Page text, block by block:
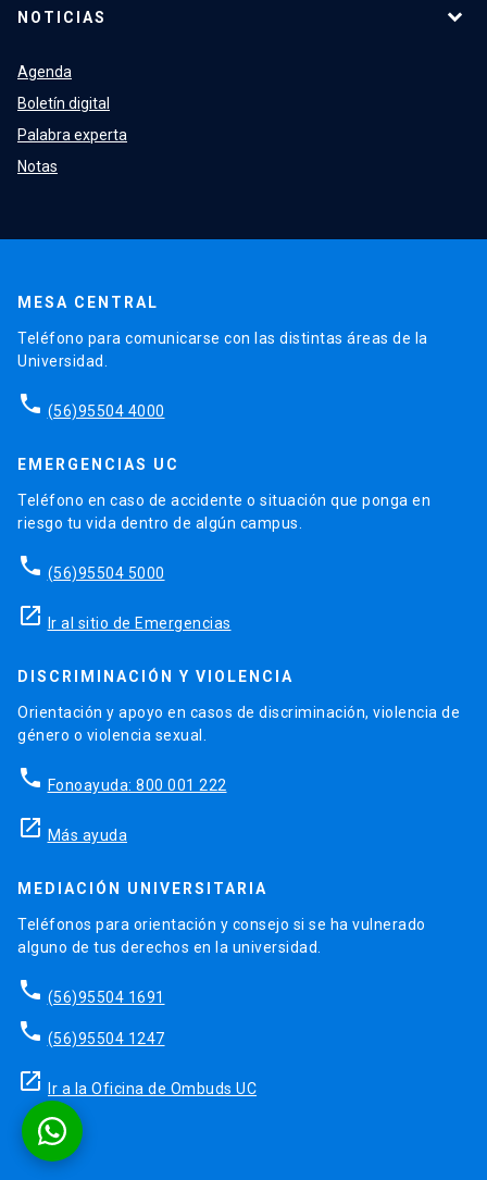
NOTICIAS
Agenda
Boletín digital
Palabra experta
Notas
MESA CENTRAL
Teléfono para comunicarse con las distintas áreas de la
Universidad.
phone (56)95504 4000
EMERGENCIAS UC
Teléfono en caso de accidente o situación que ponga en
riesgo tu vida dentro de algún campus.
phone (56)95504 5000
launch Ir al sitio de Emergencias
DISCRIMINACIÓN Y VIOLENCIA
Orientación y apoyo en casos de discriminación, violencia de
género o violencia sexual.
phone Fonoayuda: 800 001 222
launch Más ayuda
MEDIACIÓN UNIVERSITARIA
Teléfonos para orientación y consejo si se ha vulnerado
alguno de tus derechos en la universidad.
phone (56)95504 1691
phone (56)95504 1247
launch Ir a la Oficina de Ombuds UC